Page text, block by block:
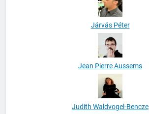
Járvás Péter
Jean Pierre Aussems
Judith Waldvogel-Bencze